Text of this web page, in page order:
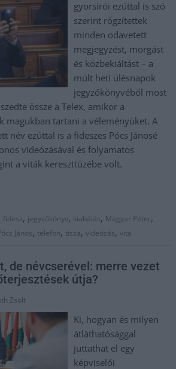
gyorsírói ezúttal is szó
szerint rögzítettek
minden odavetett
megjegyzést, morgást
és közbekiáltást – a
múlt heti ülésnapok
jegyzőkönyvéből most
össze a Telex, amikor a
magukban tartani a véleményüket. A
név ezúttal is a fideszes Pócs Jánosé
videózásával és folyamatos
a viták kereszttüzébe volt.
fidesz, jegyzőkönyv, kiabálás, Magyar Péter,
János, telefon, tisza,videózás,vita
de névcserével: merre vezet
útja?
Zsolt
Ki, hogyan és milyen
átláthatósággal
juttathat el egy
képviselői